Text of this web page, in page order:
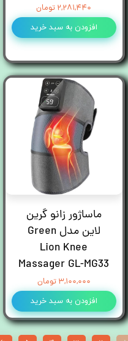
۲,۲۸۱,۴۴۰ تومان
افزودن به سبد خرید
ماساژور زانو گرین
لاین مدل Green
Lion Knee
Massager GL-MG33
۳,۱۰۰,۰۰۰ تومان
افزودن به سبد خرید